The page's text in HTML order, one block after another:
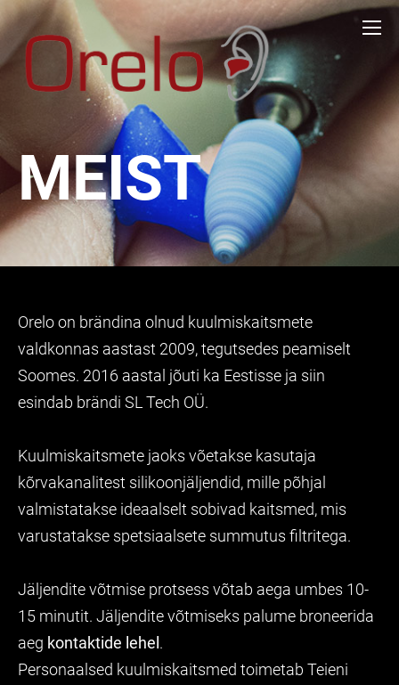
MEIST
Oreloon brändina olnud kuulmiskaitsmete
valdkonnas aastast 2009, tegutsedes peamiselt
Soomes. 2016 aastal jõuti ka Eestisse ja siin
esindab brändi SL Tech OÜ.
Kuulmiskaitsmete jaoks võetakse kasutaja
kõrvakanalitest silikoonjäljendid, mille põhjal
valmistatakse ideaalselt sobivad kaitsmed, mis
varustatakse spetsiaalsete summutus filtritega.
Jäljendite võtmise protsess võtab aega umbes 10-
15 minutit. Jäljendite võtmiseks palume broneerida
aeg kontaktide lehel .
Personaalsed kuulmiskaitsmed toimetab Teieni